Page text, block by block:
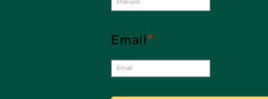
Email*